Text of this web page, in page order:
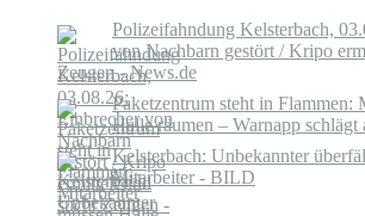
Polizeifahndung Kelsterbach,
von Nachbarn gestört / Kripo
Zeugen - News.de
Paketzentrum steht in Flammen:
Halle räumen – Warnapp schlägt
Kelsterbach: Unbekannter
Mitarbeiter - BILD